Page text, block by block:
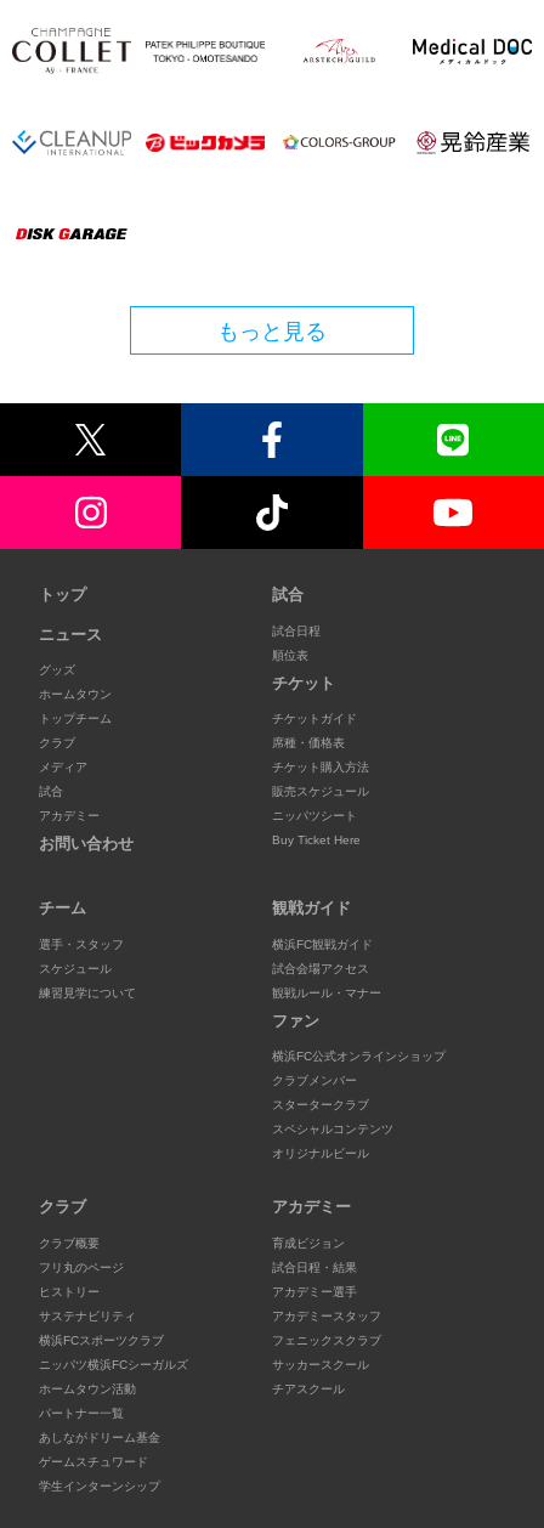
もっと見る
トップ
ニュース
グッズ
ホームタウン
トップチーム
クラブ
メディア
試合
アカデミー
お問い合わせ
試合
試合日程
順位表
チケット
チケットガイド
席種・価格表
チケット購入方法
販売スケジュール
ニッパツシート
Buy Ticket Here
チーム
選手・スタッフ
スケジュール
練習見学について
観戦ガイド
横浜FC観戦ガイド
試合会場アクセス
観戦ルール・マナー
ファン
横浜FC公式オンラインショップ
クラブメンバー
スタータークラブ
スペシャルコンテンツ
オリジナルビール
クラブ
クラブ概要
フリ丸のページ
ヒストリー
サステナビリティ
横浜FCスポーツクラブ
ニッパツ横浜FCシーガルズ
ホームタウン活動
パートナー一覧
あしながドリーム基金
ゲームスチュワード
学生インターンシップ
アカデミー
育成ビジョン
試合日程・結果
アカデミー選手
アカデミースタッフ
フェニックスクラブ
サッカースクール
チアスクール